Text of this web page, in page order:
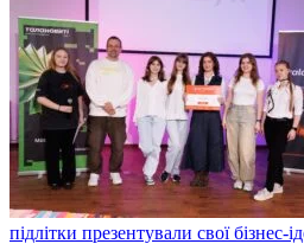
підлітки презентували свої бізнес-